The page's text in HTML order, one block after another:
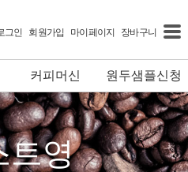
그인 회원가입 마이페이지 장바구니
커피머신 원두샘플신청
트영